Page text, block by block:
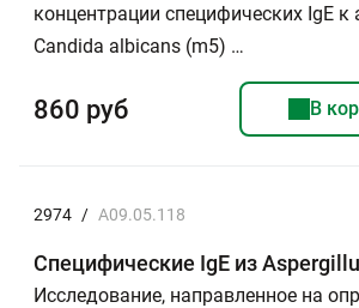
концентрации специфических IgE к
Candida albicans (m5) …
860 руб В
2974 / A09.05.118
Специфические IgЕ из
Исследование, направленное на